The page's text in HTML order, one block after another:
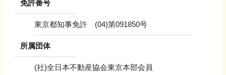
免許番号
東京都知事免許 (04)第091850号
所属団体
(社)全日本不動産協会東京本部会員